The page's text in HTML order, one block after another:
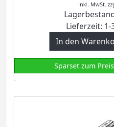
inkl. MwSt.
Lieferzeit:
In den
Sparset zum